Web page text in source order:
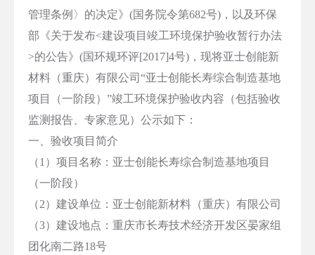
管理条例〉的决定》(国务院令第682号)，以及环保
部《关于发布<建设项目竣工环境保护验收暂行办法
>的公告》(国环规环评[2017]4号)，现将亚士创能新
材料（重庆）有限公司“亚士创能长寿综合制造基地
项目（一阶段）”竣工环境保护验收内容（包括验收
监测报告、专家意见）公示如下：
一、验收项目简介
（1）项目名称：亚士创能长寿综合制造基地项目
（一阶段）
（2）建设单位：亚士创能新材料（重庆）有限公司
（3）建设地点：重庆市长寿技术经济开发区晏家组
团化南二路18号